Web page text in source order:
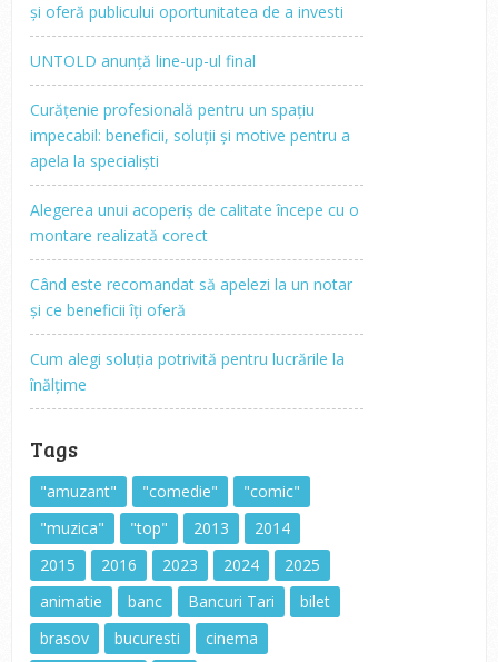
și oferă publicului oportunitatea de a investi
UNTOLD anunță line-up-ul final
Curățenie profesională pentru un spațiu
impecabil: beneficii, soluții și motive pentru a
apela la specialiști
Alegerea unui acoperiș de calitate începe cu o
montare realizată corect
Când este recomandat să apelezi la un notar
și ce beneficii îți oferă
Cum alegi soluția potrivită pentru lucrările la
înălțime
Tags
"amuzant" "comedie"
"comic"
"muzica"
"top" 2013
2014
2015
2016 2023 2024
2025
animatie
banc Bancuri Tari
bilet
brasov
bucuresti
cinema